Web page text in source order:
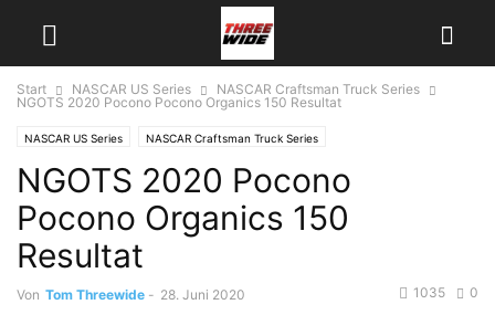
Start NASCAR US Series
NASCAR Craftsman Truck Series
NGOTS 2020 Pocono Pocono Organics 150 Resultat
NASCAR US Series NASCAR Craftsman Truck Series
NGOTS 2020 Pocono
Pocono Organics 150
Resultat
Von Tom Threewide - 28. Juni 2020 0
1035